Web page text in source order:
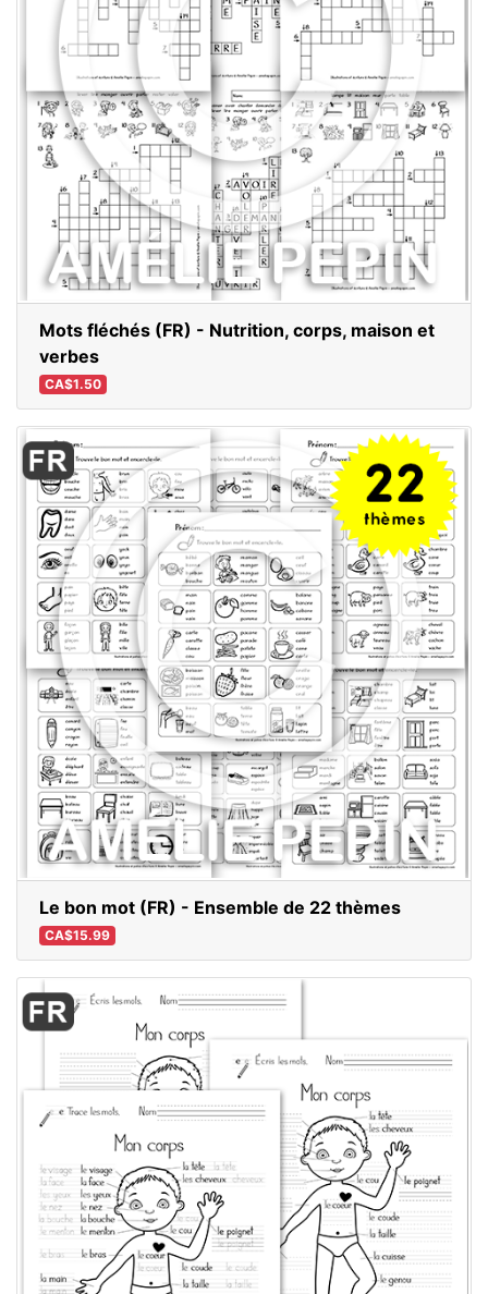
Mots fléchés (FR) - Nutrition, corps, maison et
verbes
CA$1.50
Le bon mot (FR) - Ensemble de 22 thèmes
CA$15.99